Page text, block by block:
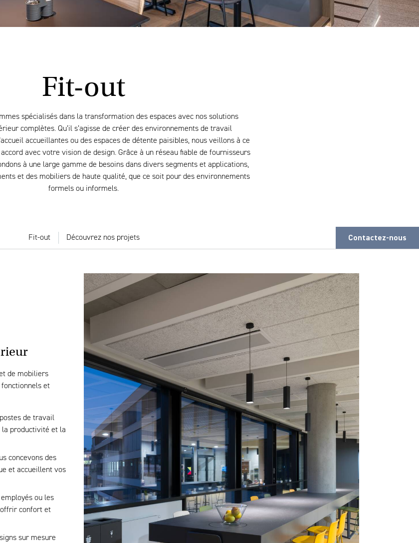
Fit-out
spécialisés dans la transformation des espaces avec nos solutions
complètes. Qu’il s’agisse de créer des environnements de travail
accueillantes ou des espaces de détente paisibles, nous veillons à ce
avec votre vision de design. Grâce à un réseau fiable de fournisseurs
à une large gamme de besoins dans divers segments et applications,
et des mobiliers de haute qualité, que ce soit pour des environnements
formels ou informels.
Fit-out Découvrez nos projets Contactez-nous
de mobiliers
fonctionnels et
de travail
la productivité et la
concevons des
et accueillent vos
ou les
offrir confort et
sur mesure